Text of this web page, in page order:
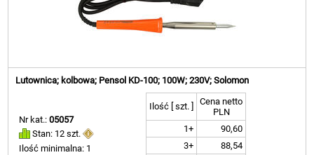
Lutownica; kolbowa; Pensol KD-100; 100W; 230V; Solomon
Nr kat.:05057
Stan: 12 szt.
Ilość minimalna: 1
Ilość [ szt. ]
Cena netto
PLN
1+
90,60
3+
88,54